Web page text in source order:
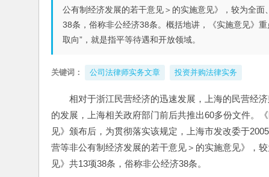
公有制经济发展的若干意见＞的实施意见》，较为全
38条，俗称非公经济38条。概括地讲，《实施意见》
取向”，就是指平等待遇和开放领域。
关键词： 公司法律师实务文章 投资并购法律实务
相对于浙江民营经济的迅速发展，上海的民营经
的发展，上海相关政府部门前后共推出60多份文件。
见》颁布后，为贯彻落实该规定，上海市发改委于
营等非公有制经济发展的若干意见＞的实施意见》，
见》共13项38条，俗称非公经济38条。